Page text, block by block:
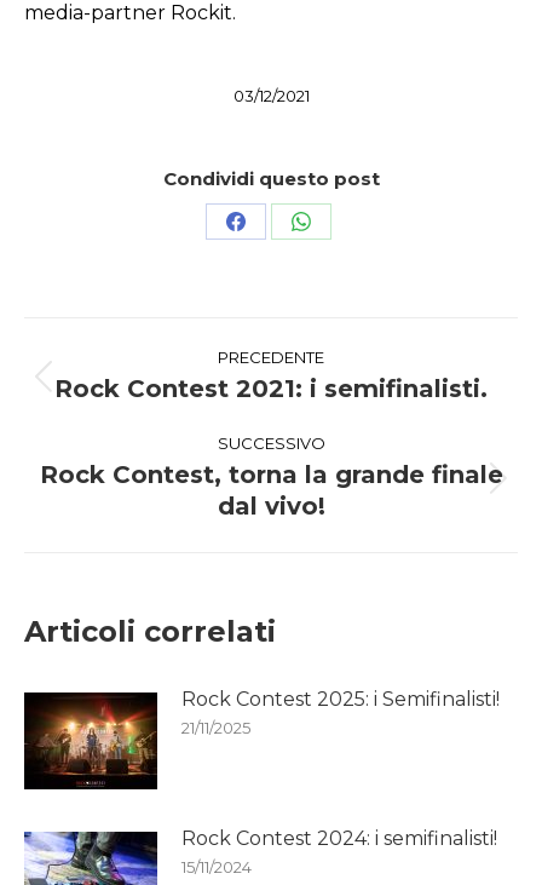
media-partner Rockit.
03/12/2021
Condividi questo post
CondividiCondividi
tra
post
PRECEDENTE
Post
Rock Contest 2021: i semifinalisti.
SUCCESSIVO
Prossimo
post:
Rock Contest, torna la grande finale
dal vivo!
Articoli correlati
Rock Contest 2025: i Semifinalisti!
21/11/2025
Rock Contest 2024: i semifinalisti!
15/11/2024